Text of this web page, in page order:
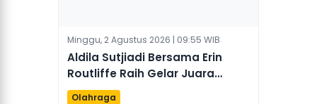
Minggu, 2 Agustus 2026 | 09:55 WIB
Aldila Sutjiadi Bersama Erin
Routliffe Raih Gelar Juara
Ganda WTA 500 DC Open 2026
Olahraga